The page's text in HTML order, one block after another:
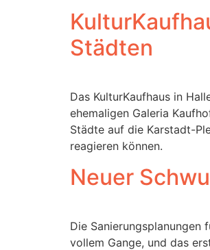
Städten
Das KulturKaufhaus in
ehemaligen Galeria
Städte auf die Karstadt-
reagieren können.
Neuer
Die Sanierungsplanungen
vollem Gange, und das